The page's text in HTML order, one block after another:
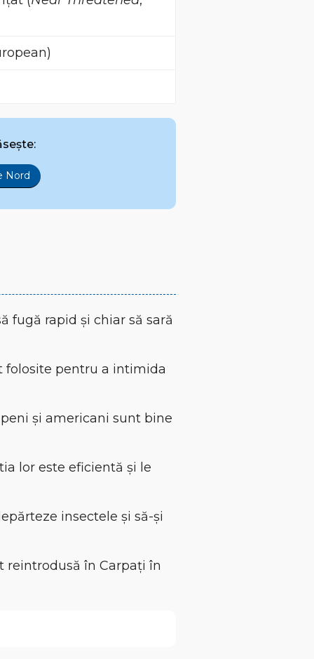
Nord
fugă rapid și chiar să sară
folosite pentru a intimida
și americani sunt bine
lor este eficientă și le
insectele și să-și
reintrodusă în Carpați în